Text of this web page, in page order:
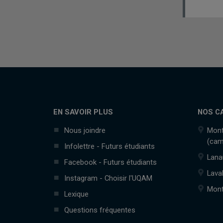
EN SAVOIR PLUS
Nous joindre
Infolettre - Futurs étudiants
Facebook - Futurs étudiants
Instagram - Choisir l'UQAM
Lexique
Questions fréquentes
NOS
Laval